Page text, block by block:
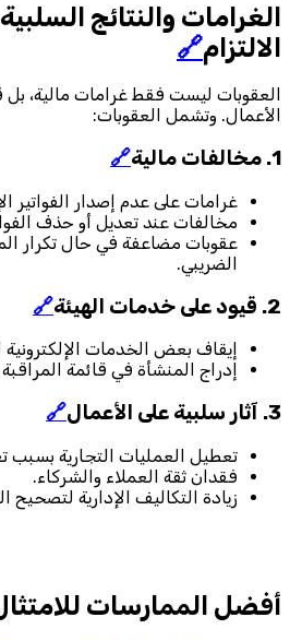
الغرامات والنتائج
الالتزام🔗
العقوبات ليست فقط غرامات مالية، بل
الأعمال. وتشمل العقوبات:
1. مخالفات مالية 🔗
غرامات على عدم إصدار الفواتير
مخالفات عند تعديل أو حذف
عقوبات مضاعفة في حال تكرار
الضريبي.
2. قيود على خدمات الهيئة 🔗
إيقاف بعض الخدمات الإلكترونية
إدراج المنشأة في قائمة
3. آثار سلبية على الأعمال 🔗
تعطيل العمليات التجارية بسبب
فقدان ثقة العملاء والشركاء.
زيادة التكاليف الإدارية لتصحيح
أفضل الممارسات